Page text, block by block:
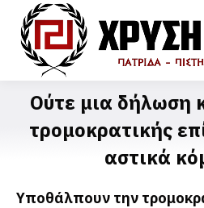
Ούτε μια δήλωση
τρομοκρατικής
αστικά
Υποθάλπουν την